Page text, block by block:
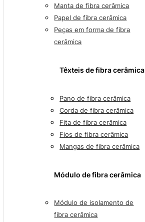
Manta de fibra cerâmica
Papel de fibra cerâmica
Peças em forma de fibra
cerâmica
Têxteis de fibra cerâmica
Pano de fibra cerâmica
Corda de fibra cerâmica
Fita de fibra cerâmica
Fios de fibra cerâmica
Mangas de fibra cerâmica
Módulo de fibra cerâmica
Módulo de isolamento de
fibra cerâmica